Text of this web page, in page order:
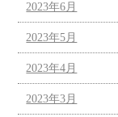
2023年6月
2023年5月
2023年4月
2023年3月